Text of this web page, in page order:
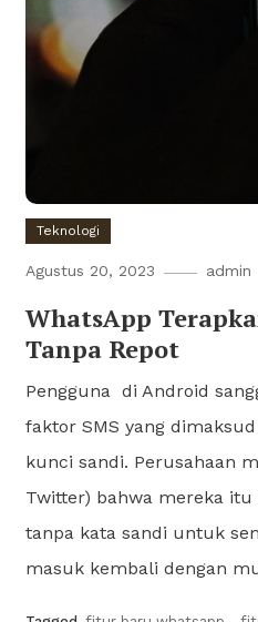
Teknologi
Agustus 20, 2023 admin
WhatsApp
Tanpa Repot
Pengguna di Android
faktor SMS yang
kunci sandi. Perusahaan
Twitter) bahwa mereka
tanpa kata sandi untuk
masuk kembali dengan